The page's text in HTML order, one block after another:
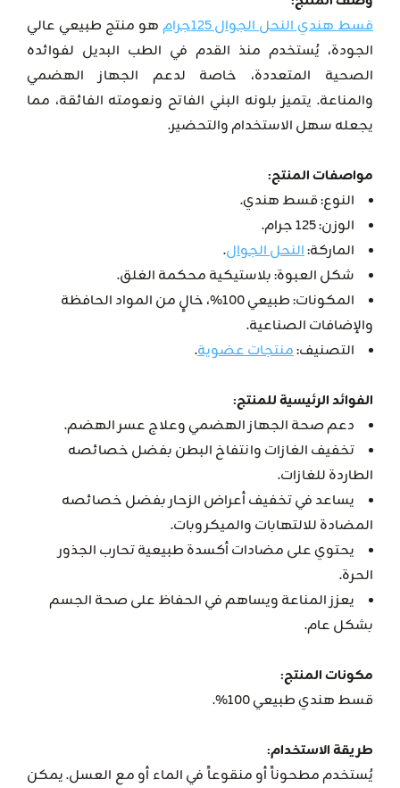
قسط هندي النحل الجوال 125جرام
هو منتج طبيعي عالي
الجودة، يُستخدم منذ القدم في الطب البديل لفوائده
الصحية المتعددة، خاصة لدعم الجهاز الهضمي
والمناعة. يتميز بلونه البني الفاتح ونعومته الفائقة، مما
يجعله سهل الاستخدام والتحضير.
مواصفات المنتج:
النوع: قسط هندي.
الوزن: 125 جرام.
الماركة:النحل الجوال.
شكل العبوة: بلاستيكية محكمة الغلق.
المكونات: طبيعي 100%، خالٍ من المواد الحافظة
والإضافات الصناعية.
التصنيف:منتجات عضوية.
الفوائد الرئيسية للمنتج:
دعم صحة الجهاز الهضمي وعلاج عسر الهضم.
تخفيف الغازات وانتفاخ البطن بفضل خصائصه
الطاردة للغازات.
يساعد في تخفيف أعراض الزحار بفضل خصائصه
المضادة للالتهابات والميكروبات.
يحتوي على مضادات أكسدة طبيعية تحارب الجذور
الحرة.
يعزز المناعة ويساهم في الحفاظ على صحة الجسم
بشكل عام.
مكونات المنتج:
قسط هندي طبيعي 100%.
طريقة الاستخدام:
يُستخدم مطحوناً أو منقوعاً في الماء أو مع العسل. يمكن